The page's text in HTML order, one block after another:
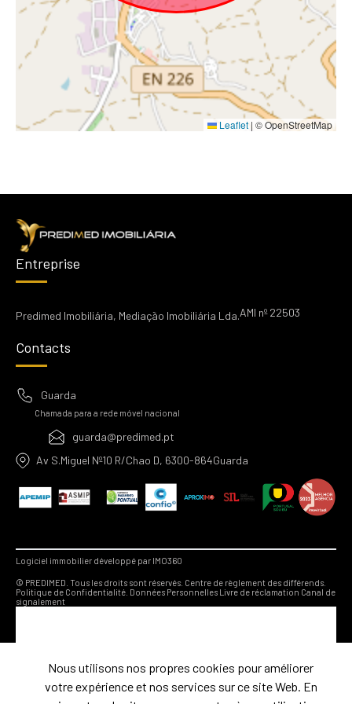
Leaflet | © OpenStreetMap
Entreprise
Predimed Imobiliária, Mediação Imobiliária Lda.AMI nº 22503
Contacts
Guarda
Chamada para a rede móvel nacional
guarda@predimed.pt
Av S.Miguel Nº10 R/Chao D, 6300-864Guarda
Logiciel immobilier développé par IMO360
© PREDIMED. Tous les droits sont réservés. Centre de règlement des différends.
Politique de Confidentialité. Données PersonnellesLivre de réclamation Canal de
signalement
Nous utilisons nos propres cookies pour améliorer
votre expérience et nos services sur ce site Web. En